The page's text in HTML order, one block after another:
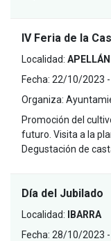
IV Feria de la
Localidad:
Fecha: 22/10/2023
Organiza:
Promoción del
futuro. Visita a la
Degustación de
Día del Jubilado
Localidad: IBARRA
Fecha: 28/10/2023